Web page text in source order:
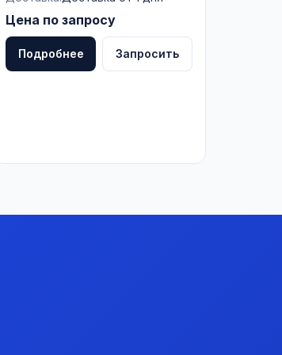
прозрачный, 501Т40,
РОССИЯ
Цена по запросу
Подробнее Запросить